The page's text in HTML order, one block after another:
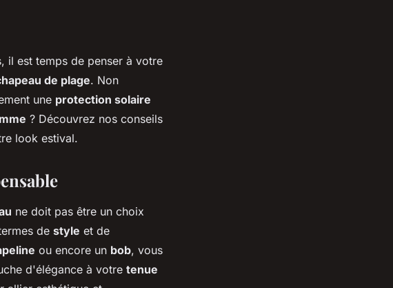
il est temps de penser à votre
de plage. Non
une protection solaire
? Découvrez nos conseils
look estival.
ne doit pas être un choix
de style et de
ou encore un bob, vous
d'élégance à votre tenue